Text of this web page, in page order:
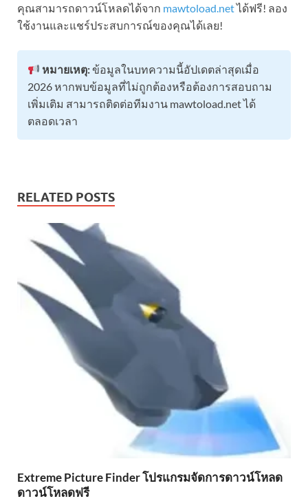
คุณสามารถดาวน์โหลดได้จาก mawtoload.netได้ฟรี! ลอง
ใช้งานและแชร์ประสบการณ์ของคุณได้เลย!
หมายเหตุ:ข้อมูลในบทความนี้อัปเดตล่าสุดเมื่อ
2026 หากพบข้อมูลที่ไม่ถูกต้องหรือต้องการสอบถาม
เพิ่มเติม สามารถติดต่อทีมงาน mawtoload.net ได้
ตลอดเวลา
RELATED POSTS
Extreme Picture Finder โปรแกรมจัดการดาวน์โหลด
ดาวน์โหลดฟรี